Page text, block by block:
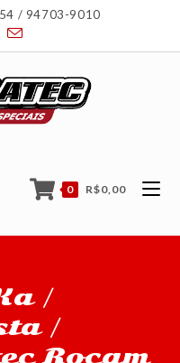
/ 94703-9010
0 R$0,00
/
/
Rocam